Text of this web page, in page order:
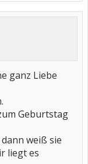
ganz Liebe
Geburtstag
weiß sie
liegt es